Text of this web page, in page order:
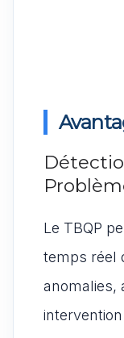
Le TBQP
temps réel
anomalies,